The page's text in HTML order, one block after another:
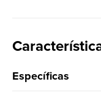
rápida em todos os
EU Ecolabel —
Específicas